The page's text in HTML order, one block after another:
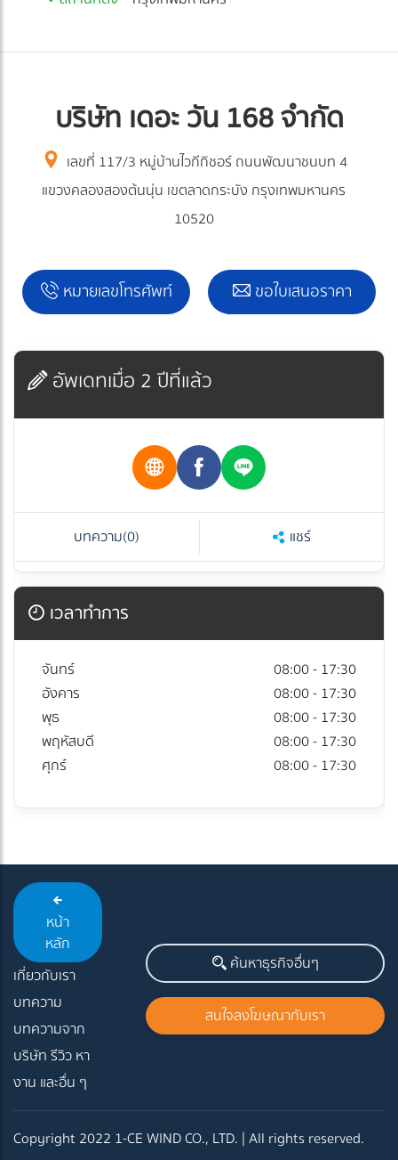
บริษัท เดอะ วัน 168 จำกัด
เลขที่ 117/3 หมู่บ้านไวกีกิชอร์ ถนนพัฒนาชนบท 4
แขวงคลองสองต้นนุ่น เขตลาดกระบัง กรุงเทพมหานคร
10520
หมายเลขโทรศัพท์ ขอใบเสนอราคา
อัพเดทเมื่อ 2 ปีที่แล้ว
บทความ(0) แชร์
เวลาทำการ
จันทร์
08:00 - 17:30
อังคาร
08:00 - 17:30
พุธ
08:00 - 17:30
พฤหัสบดี
08:00 - 17:30
ศุกร์
08:00 - 17:30
หน้า
หลัก
เกี่ยวกับเรา
บทความ
บทความจาก
บริษัท รีวิว หา
งาน และอื่น ๆ
ค้นหาธุรกิจอื่นๆ
สนใจลงโฆษณากับเรา
Copyright 2022 1-CE WIND CO., LTD. | All rights reserved.